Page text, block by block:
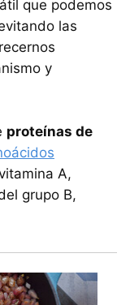
que podemos
las
y
proteínas de
A,
grupo B,